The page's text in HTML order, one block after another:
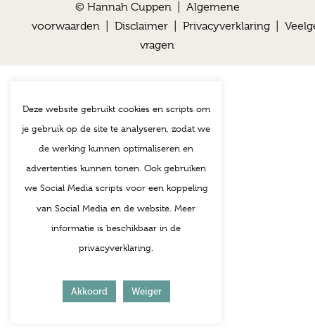
© Hannah Cuppen | Algemene
voorwaarden| Disclaimer| Privacyverklaring|
vragen
Deze website gebruikt cookies en scripts om
je gebruik op de site te analyseren, zodat we
de werking kunnen optimaliseren en
advertenties kunnen tonen. Ook gebruiken
we Social Media scripts voor een koppeling
van Social Media en de website. Meer
informatie is beschikbaar in de
privacyverklaring.
Akkoord Weiger